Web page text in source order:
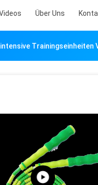
Über Uns
Trainingseinheiten